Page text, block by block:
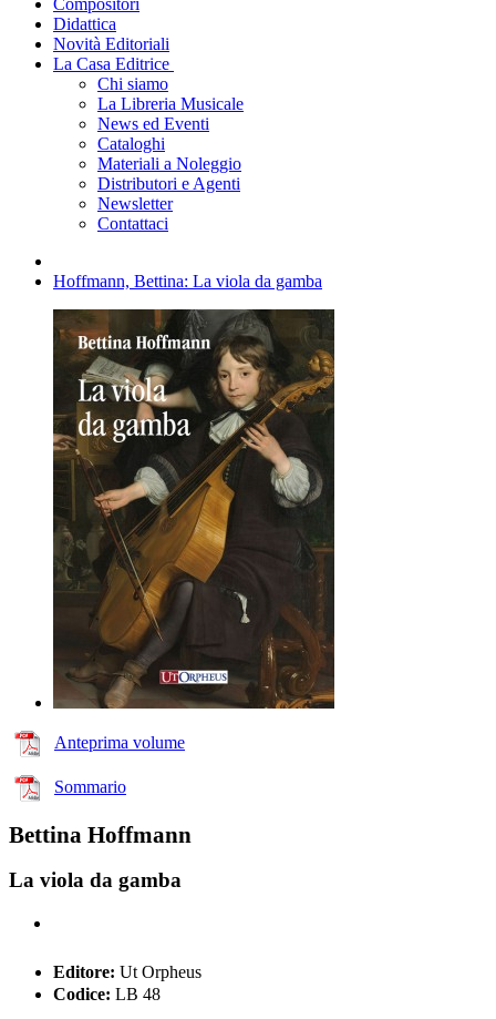
Compositori
Didattica
Novità Editoriali
La Casa Editrice
Chi siamo
La Libreria Musicale
News ed Eventi
Cataloghi
Materiali a Noleggio
Distributori e Agenti
Newsletter
Contattaci
Hoffmann, Bettina: La viola da gamba
Anteprima volume
Sommario
Bettina Hoffmann
La viola da gamba
Editore: Ut Orpheus
Codice: LB 48